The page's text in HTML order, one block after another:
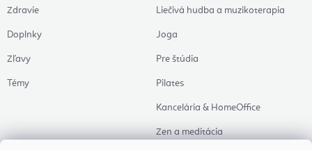
Zdravie
Doplnky
Zľavy
Témy
Liečivá hudba a muzikoterapia
Joga
Pre štúdia
Pilates
Kancelária & HomeOffice
Zen a meditácia